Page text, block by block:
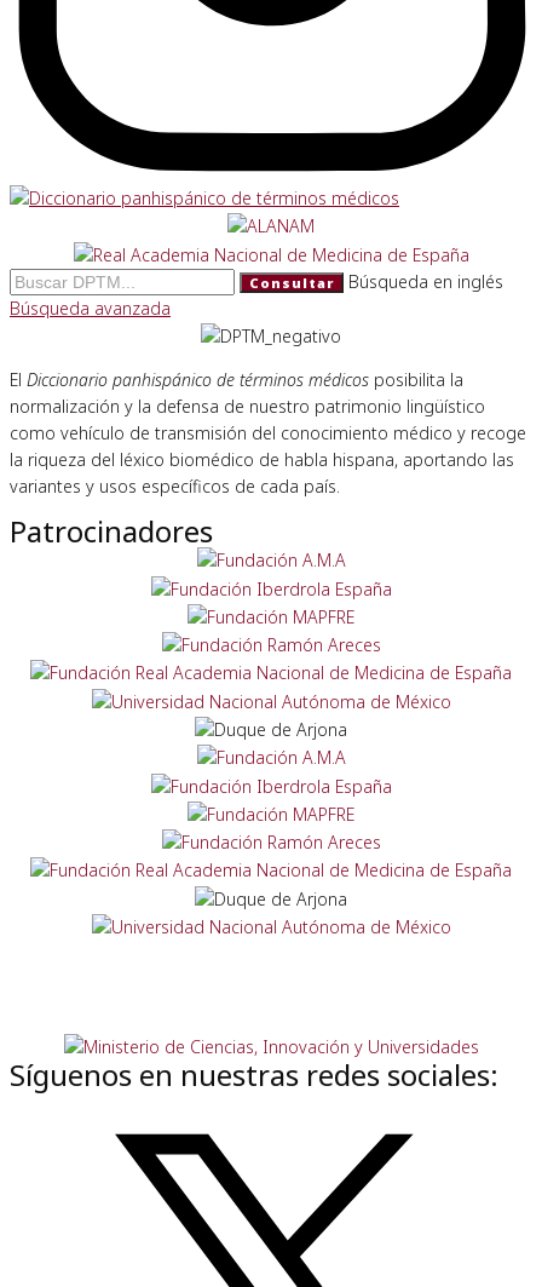
Consultar
Búsqueda en inglés
Búsqueda avanzada
El Diccionario panhispánico de términos médicos posibilita la
normalización y la defensa de nuestro patrimonio lingüístico
como vehículo de transmisión del conocimiento médico y recoge
la riqueza del léxico biomédico de habla hispana, aportando las
variantes y usos específicos de cada país.
Patrocinadores
Síguenos en nuestras redes sociales: